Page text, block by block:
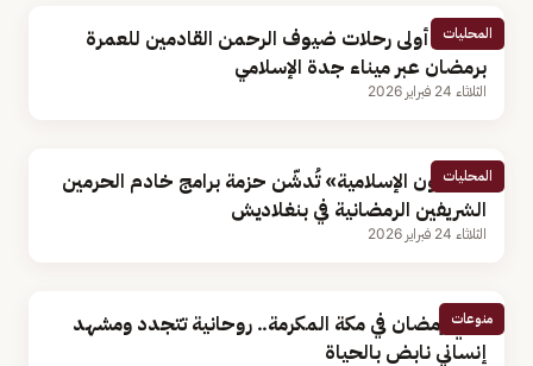
المحليات
وصول أولى رحلات ضيوف الرحمن القادمين للعمرة
برمضان عبر ميناء جدة الإسلامي
الثلاثاء 24 فبراير 2026
المحليات
«الشؤون الإسلامية» تُدشّن حزمة برامج خادم الحرمين
الشريفين الرمضانية في بنغلاديش
الثلاثاء 24 فبراير 2026
منوعات
ليالي رمضان في مكة المكرمة.. روحانية تتجدد ومشهد
إنساني نابض بالحياة